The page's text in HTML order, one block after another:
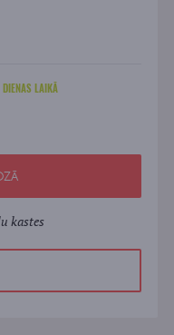
LAIKĀ
kastes